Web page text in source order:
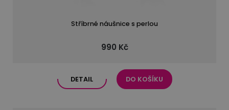
Stříbrné náušnice s perlou
990 Kč
DETAIL DO KOŠÍKU